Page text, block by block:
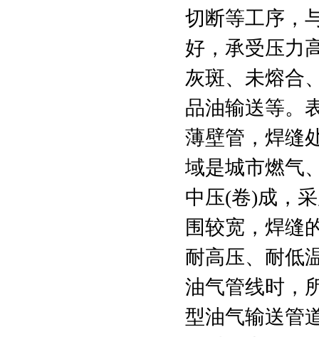
切断等工序，
好，承受压力
灰斑、未熔合
品油输送等。
薄壁管，焊缝
域是城市燃气
中压(卷)成，
围较宽，焊缝
耐高压、耐低
油气管线时，
型油气输送管